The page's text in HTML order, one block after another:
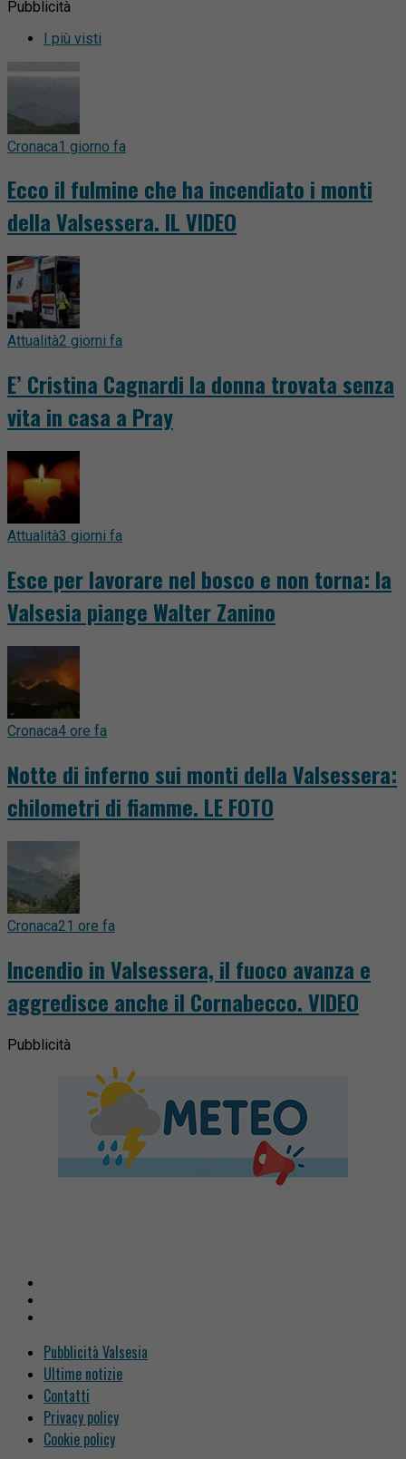
Pubblicità
I più visti
Cronaca1 giorno fa
Ecco il fulmine che ha incendiato i monti
della Valsessera. IL VIDEO
Attualità2 giorni fa
E’ Cristina Cagnardi la donna trovata senza
vita in casa a Pray
Attualità3 giorni fa
Esce per lavorare nel bosco e non torna: la
Valsesia piange Walter Zanino
Cronaca4 ore fa
Notte di inferno sui monti della Valsessera:
chilometri di fiamme. LE FOTO
Cronaca21 ore fa
Incendio in Valsessera, il fuoco avanza e
aggredisce anche il Cornabecco. VIDEO
Pubblicità
Pubblicità Valsesia
Ultime notizie
Contatti
Privacy policy
Cookie policy